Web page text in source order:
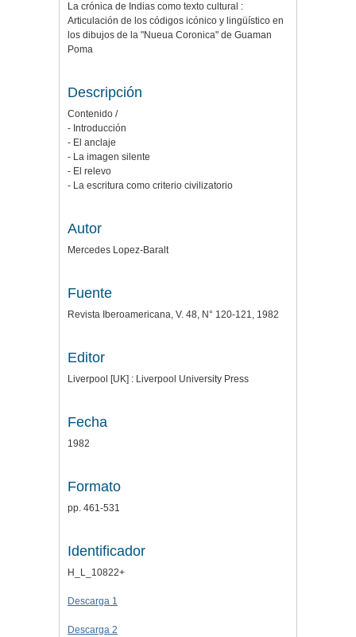
La crónica de Indias como texto cultural :
Articulación de los códigos icónico y lingüístico en
los dibujos de la "Nueua Coronica" de Guaman
Poma
Descripción
Contenido /
- Introducción
- El anclaje
- La imagen silente
- El relevo
- La escritura como criterio civilizatorio
Autor
Mercedes Lopez-Baralt
Fuente
Revista Iberoamericana, V. 48, N° 120-121, 1982
Editor
Liverpool [UK] : Liverpool University Press
Fecha
1982
Formato
pp. 461-531
Identificador
H_L_10822+
Descarga 1
Descarga 2